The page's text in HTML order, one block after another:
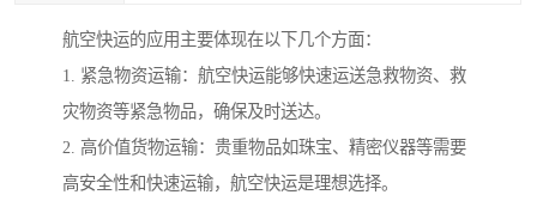
航空快运的应用主要体现在以下几个方面：
1. 紧急物资运输：航空快运能够快速运送急救物资、救
灾物资等紧急物品，确保及时送达。
2. 高价值货物运输：贵重物品如珠宝、精密仪器等需要
高安全性和快速运输，航空快运是理想选择。